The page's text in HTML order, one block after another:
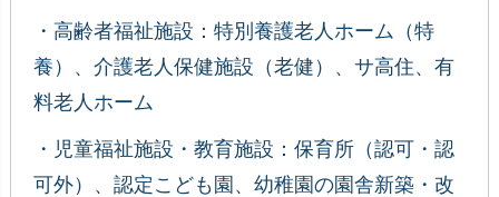
・高齢者福祉施設：特別養護老人ホーム（特
養）、介護老人保健施設（老健）、サ高住、有
料老人ホーム
・児童福祉施設・教育施設：保育所（認可・認
可外）、認定こども園、幼稚園の園舎新築・改